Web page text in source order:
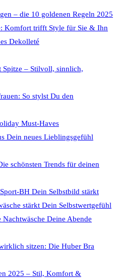
– die 10 goldenen Regeln 2025
Komfort trifft Style für Sie & Ihn
Dekolleté
Spitze – Stilvoll, sinnlich,
So stylst Du den
Must-Haves
Dein neues Lieblingsgefühl
schönsten Trends für deinen
BH Dein Selbstbild stärkt
stärkt Dein Selbstwertgefühl
Deine Abende
sitzen: Die Huber Bra
2025 – Stil, Komfort &